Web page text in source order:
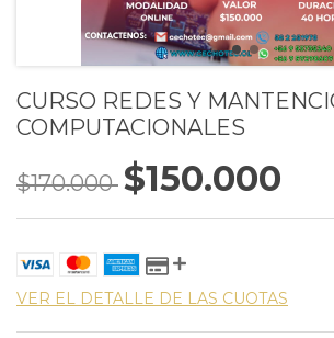
CURSO REDES Y
COMPUTACIONALES
$170.000 $150.000
VER EL DETALLE DE LAS CUOTAS